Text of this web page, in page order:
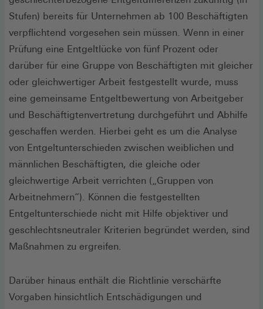
Stufen) bereits für Unternehmen ab 100 Beschäftigten
verpflichtend vorgesehen sein müssen. Wenn in einer
Prüfung eine Entgeltlücke von fünf Prozent oder
darüber für eine Gruppe von Beschäftigten mit gleicher
oder gleichwertiger Arbeit festgestellt wurde, muss
eine gemeinsame Entgeltbewertung von Arbeitgeber
und Beschäftigtenvertretung durchgeführt und Abhilfe
geschaffen werden. Hierbei geht es um die Analyse
von Entgeltunterschieden zwischen weiblichen und
männlichen Beschäftigten, die gleiche oder
gleichwertige Arbeit verrichten („Gruppen von
Arbeitnehmern“). Können die festgestellten
Entgeltunterschiede nicht mit Hilfe objektiver und
geschlechtsneutraler Kriterien begründet werden, sind
Maßnahmen zu ergreifen.
Darüber hinaus enthält die Richtlinie verschärfte
Vorgaben hinsichtlich Entschädigungen und